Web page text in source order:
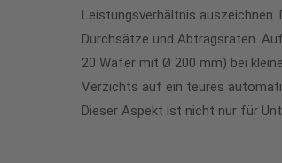
Leistungsverhältnis
Durchsätze und Abtragsraten.
20 Wafer mit Ø 200 mm) bei
Verzichts auf ein teures
Dieser Aspekt ist nicht nur für